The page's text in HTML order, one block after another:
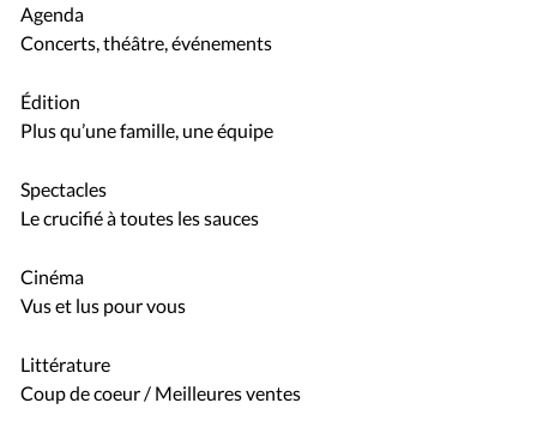
Agenda
Concerts, théâtre, événements
Édition
Plus qu’une famille, une équipe
Spectacles
Le crucifié à toutes les sauces
Cinéma
Vus et lus pour vous
Littérature
Coup de coeur / Meilleures ventes